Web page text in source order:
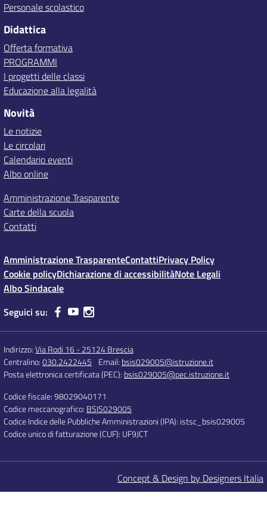
Personale scolastico
Didattica
Offerta formativa
PROGRAMMI
I progetti delle classi
Educazione alla legalità
Novità
Le notizie
Le circolari
Calendario eventi
Albo online
Amministrazione Trasparente
Carte della scuola
Contatti
Amministrazione TrasparenteContattiPrivacy Policy
Cookie policyDichiarazione di accessibilitàNote Legali
Albo Sindacale
Seguici su:
Indirizzo:Via Rodi 16 - 25124 Brescia
Centralino:030.2422445 Email: bsis029005@istruzione.it
Posta elettronica certificata (PEC): bsis029005@pec.istruzione.it
Codice fiscale: 98029040171
Codice meccanografico: BSIS029005
Codice Indice delle Pubbliche Amministrazioni (IPA): istsc_bsis029005
Codice unico di fatturazione (CUF): UF9JCT
Concept & Design by Designers Italia